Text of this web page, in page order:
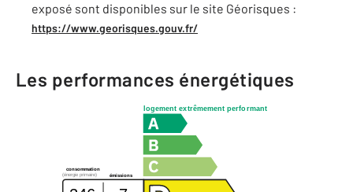
exposé sont disponibles sur le site Géorisques :
https://www.georisques.gouv.fr/
Les performances énergétiques
logement extrêmement performant
consommation
émissions
(énergie primaire)